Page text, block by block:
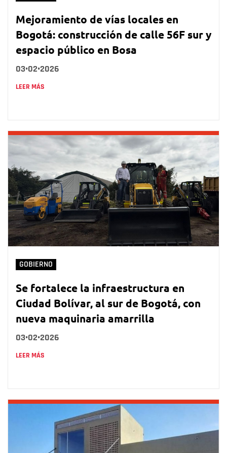
Mejoramiento de vías locales en
Bogotá: construcción de calle 56F sur y
espacio público en Bosa
03•02•2026
LEER MÁS
GOBIERNO
Se fortalece la infraestructura en
Ciudad Bolívar, al sur de Bogotá, con
nueva maquinaria amarrilla
03•02•2026
LEER MÁS